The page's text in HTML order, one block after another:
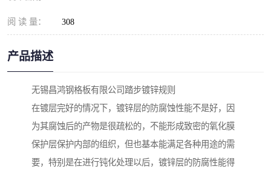
阅 读 量： 308
产品描述
无锡昌鸿钢格板有限公司踏步镀锌规则
在镀层完好的情况下，镀锌层的防腐蚀性能不是好，因
为其腐蚀后的产物是很疏松的，不能形成致密的氧化膜
保护层保护内部的组织，但也基本能满足各种用途的需
要，特别是在进行钝化处理以后，镀锌层的防腐性能得